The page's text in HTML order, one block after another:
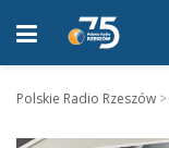
Polskie Radio Rzeszów >